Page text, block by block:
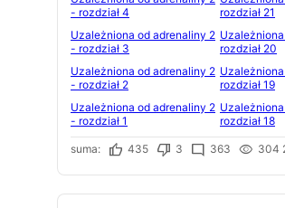
- rozdział 4
Uzależniona od adrenaliny 2
- rozdział 3
Uzależniona od adrenaliny 2
- rozdział 2
Uzależniona od adrenaliny 2
- rozdział 1
rozdział 21
rozdział 20
rozdział 19
rozdział 18
suma: 435 3 363 304